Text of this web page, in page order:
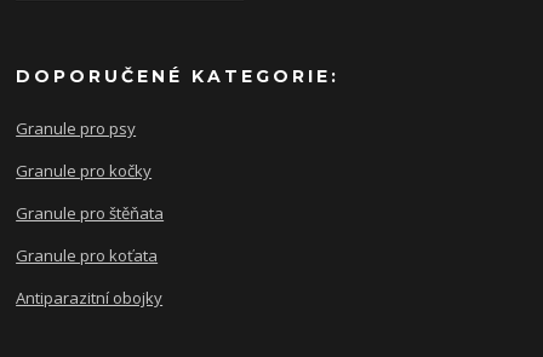
DOPORUČENÉ KATEGORIE:
Granule pro psy
Granule pro kočky
Granule pro štěňata
Granule pro koťata
Antiparazitní obojky